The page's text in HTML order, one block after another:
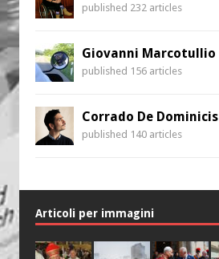
published 232 articles
Giovanni Marcotullio
published 156 articles
Corrado De Dominicis
published 140 articles
Articoli per immagini